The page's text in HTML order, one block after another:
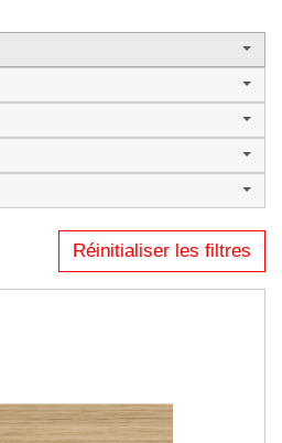
Réinitialiser les filtres